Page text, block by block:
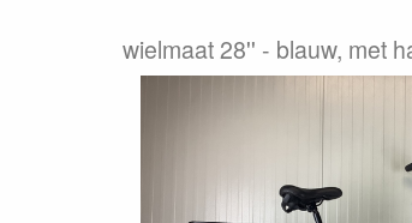
wielmaat 28'' blauw, met